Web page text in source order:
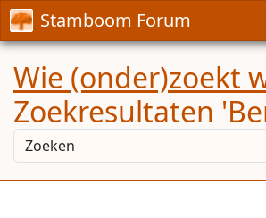
Stamboom Forum
Wie (onder)zoekt
Zoekresultaten